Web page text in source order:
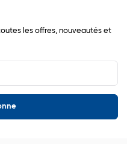
les offres, nouveautés et